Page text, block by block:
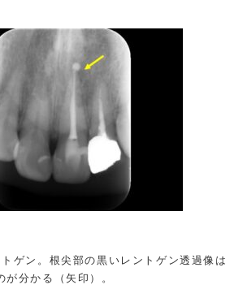
ゲン。根尖部の黒いレントゲン透過像は
分かる（矢印）。